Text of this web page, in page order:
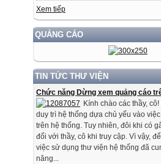
Xem tiếp
QUẢNG CÁO
TIN TỨC THƯ VIỆN
Chức năng Dừng xem quảng cáo
Kính chào các thầy,
duy trì hệ thống dựa chủ yếu vào
trên hệ thống. Tuy nhiên, đôi khi có
đối với thầy, cô khi truy cập. Vì vậy,
việc sử dụng thư viện hệ thống đã
năng...